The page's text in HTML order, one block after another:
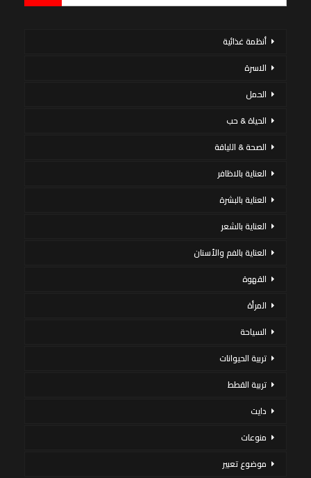
أنظمة غذائية
الاسرة
الحمل
الحياة & حب
الصحة & اللياقة
العناية بالاظافر
العناية بالبشرة
العناية بالشعر
العناية بالفم والأسنان
القهوة
المرأة
السياحة
تربية الحيوانات
تربية القطط
دايت
منوعات
موضوع تعبير